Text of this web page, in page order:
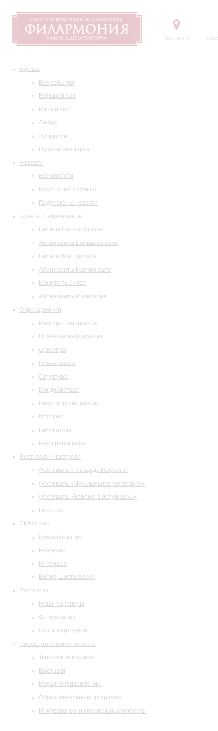
Контакты
Афиша
Все события
Большой зал
Малый зал
Лекции
Экскурсии
Пушкинская карта
Новости
Все новости
Изменения в афише
Подписка на новости
Билеты и абонементы
Билеты Большого зала
Абонементы Большого зала
Билеты Малого зала
Абонементы Малого зала
Как купить билет
Абонементы Музитория
О филармонии
Маэстро Темирканов
Правовая информация
Оркестры
Планы залов
Структура
Как добраться
Визит в филармонию
История
Библиотека
Ресторан и кафе
Фестивали и гастроли
Фестиваль «Площадь Искусств»
Фестиваль «Музыкальная коллекция»
Фестиваль «Барокко в белую ночь»
Гастроли
СМИ о нас
Все публикации
Рецензии
Интервью
Время Шостаковича
Партнеры
Наши партнеры
Фотогалерея
Стать партнером
Просветительские проекты
Творческие встречи
Выставки
Издания филармонии
Образовательные программы
Инклюзивные и специальные проекты